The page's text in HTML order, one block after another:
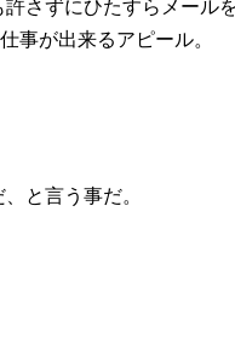
さずにひたすらメール
事が出来るアピール。
と言う事だ。